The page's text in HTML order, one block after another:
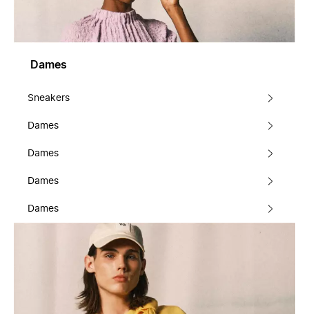
Dames
Sneakers
Dames
Dames
Dames
Dames